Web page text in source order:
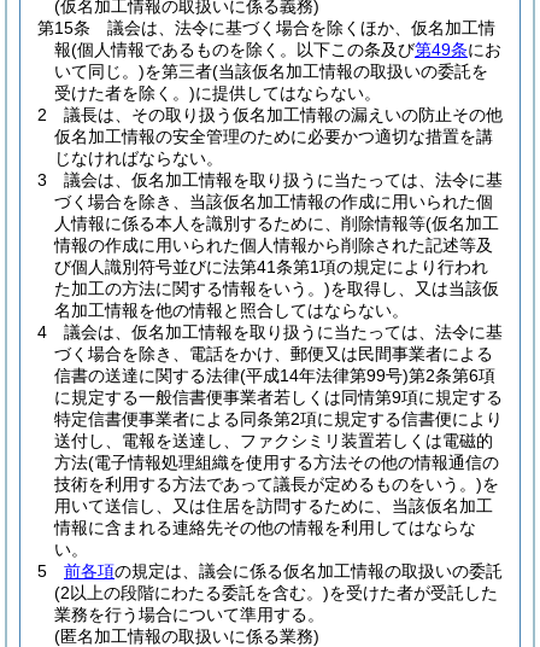
(仮名加工情報の取扱いに係る義務)
第15条
議会は、法令に基づく場合を除くほか、仮名加工情
報(個人情報であるものを除く。以下この条及び第49条にお
いて同じ。)を第三者(当該仮名加工情報の取扱いの委託を
受けた者を除く。)に提供してはならない。
2
議長は、その取り扱う仮名加工情報の漏えいの防止その他
仮名加工情報の安全管理のために必要かつ適切な措置を講
じなければならない。
3
議会は、仮名加工情報を取り扱うに当たっては、法令に基
づく場合を除き、当該仮名加工情報の作成に用いられた個
人情報に係る本人を識別するために、削除情報等(仮名加工
情報の作成に用いられた個人情報から削除された記述等及
び個人識別符号並びに法第41条第1項の規定により行われ
た加工の方法に関する情報をいう。)を取得し、又は当該仮
名加工情報を他の情報と照合してはならない。
4
議会は、仮名加工情報を取り扱うに当たっては、法令に基
づく場合を除き、電話をかけ、郵便又は民間事業者による
信書の送達に関する法律(平成14年法律第99号)第2条第6項
に規定する一般信書便事業者若しくは同情第9項に規定する
特定信書便事業者による同条第2項に規定する信書便により
送付し、電報を送達し、ファクシミリ装置若しくは電磁的
方法(電子情報処理組織を使用する方法その他の情報通信の
技術を利用する方法であって議長が定めるものをいう。)を
用いて送信し、又は住居を訪問するために、当該仮名加工
情報に含まれる連絡先その他の情報を利用してはならな
い。
5
前各項の規定は、議会に係る仮名加工情報の取扱いの委託
(2以上の段階にわたる委託を含む。)を受けた者が受託した
業務を行う場合について準用する。
(匿名加工情報の取扱いに係る業務)